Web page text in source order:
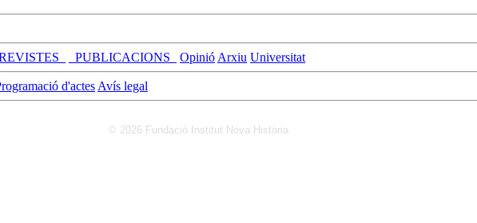
_PUBLICACIONS_ Opinió Arxiu Universitat
d'actes Avís legal
© 2026 Fundació Institut Nova Història